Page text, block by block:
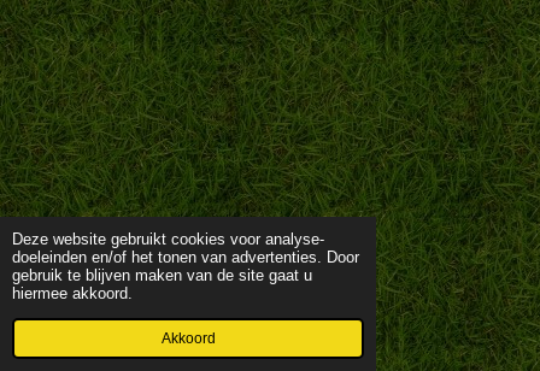
Deze website gebruikt cookies voor analyse-
doeleinden en/of het tonen van advertenties. Door
gebruik te blijven maken van de site gaat u
hiermee akkoord.
Akkoord